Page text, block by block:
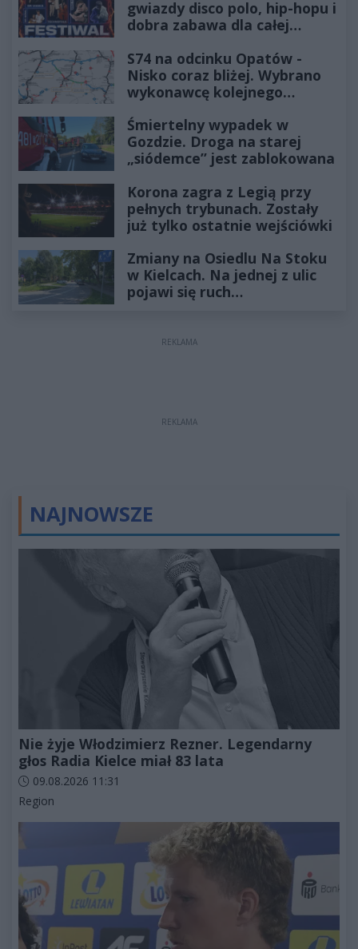
gwiazdy disco polo, hip-hopu i
dobra zabawa dla całej
S74 na odcinku Opatów -
Nisko coraz bliżej. Wybrano
wykonawcę kolejnego
Śmiertelny wypadek w
Gozdzie. Droga na starej
„siódemce” jest zablokowana
Korona zagra z Legią przy
pełnych trybunach. Zostały
już tylko ostatnie wejściówki
Zmiany na Osiedlu Na Stoku
w Kielcach. Na jednej z ulic
pojawi się ruch
REKLAMA
REKLAMA
NAJNOWSZE
Nie żyje Włodzimierz Rezner. Legendarny
głos Radia Kielce miał 83 lata
Data dodania artykułu:
09.08.2026 11:31
Kategorie artykułu:
Region